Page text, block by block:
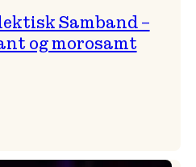
Samband –
og morosamt